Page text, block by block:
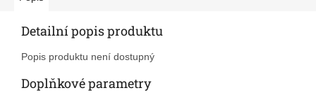
Detailní popis produktu
Popis produktu není dostupný
Doplňkové parametry